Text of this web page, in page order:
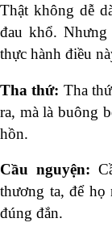
Thật không dễ
đau khổ.
thực hành điều
Tha thứ: Tha
ra, mà là buông
hồn.
Cầu nguyện:
thương ta, để họ
đúng đắn.